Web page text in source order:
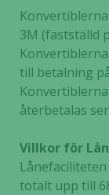
3M (fastställd
till betalning
återbetalas
Villkor för
totalt upp till